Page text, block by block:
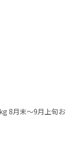
8月末～9月上旬お